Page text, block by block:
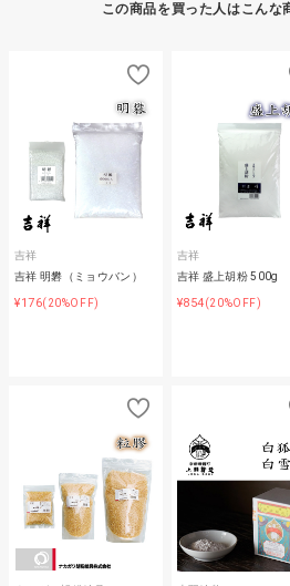
この商品を買った人はこんな
吉祥
吉祥 明礬（ミョウバン）
¥176(20%OFF)
吉祥
吉祥 盛上胡粉 500g
¥854(20%OFF)